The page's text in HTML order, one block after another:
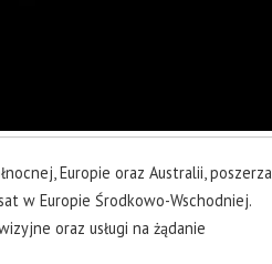
Europie oraz Australii, poszerza
w Europie Środkowo-Wschodniej.
oraz usługi na żądanie